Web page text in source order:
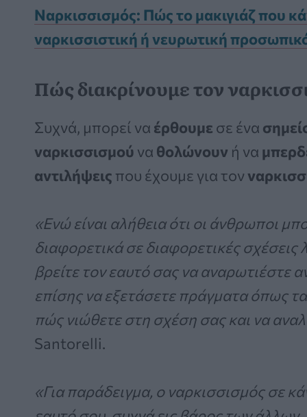
Ναρκισσισμός: Πώς το μακιγιάζ που
ναρκισσιστική ή νευρωτική
Πώς διακρίνουμε τον
Συχνά, μπορεί να έρθουμε σε ένα
ναρκισσισμού να θολώνουν ή να
αντιλήψεις που έχουμε για τον
«Ενώ είναι αλήθεια ότι οι άνθρωποι
διαφορετικά σε διαφορετικές
βρείτε τον εαυτό σας να αναρωτιέστε
επίσης να εξετάσετε πράγματα όπως
πώς νιώθετε στη σχέση σας και να
Santorelli.
«Για παράδειγμα, ο ναρκισσισμός σε